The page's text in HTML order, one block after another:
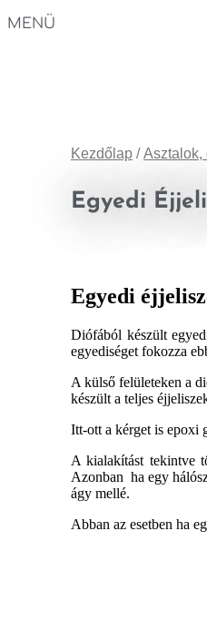
MENÜ
Kezdőlap /Asztalok,
Egyedi
Egyedi
Diófából készült
egyediséget fokozza
A külső felületeken a
készült a teljes
Itt-ott a kérget is epoxi
A kialakítást tekintve
Azonban ha egy
ágy mellé.
Abban az esetben ha